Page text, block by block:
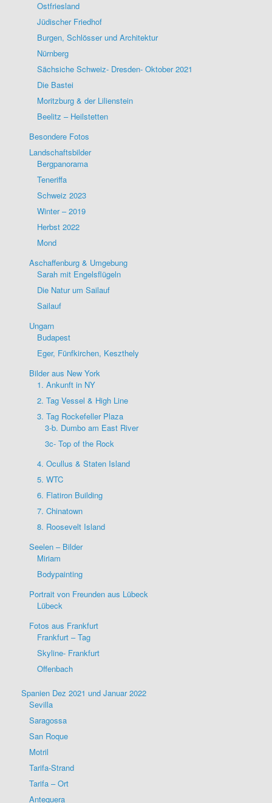
Ostfriesland
Jüdischer Friedhof
Burgen, Schlösser und Architektur
Nürnberg
Sächsiche Schweiz- Dresden- Oktober 2021
Die Bastei
Moritzburg & der Lilienstein
Beelitz – Heilstetten
Besondere Fotos
Landschaftsbilder
Bergpanorama
Teneriffa
Schweiz 2023
Winter – 2019
Herbst 2022
Mond
Aschaffenburg & Umgebung
Sarah mit Engelsflügeln
Die Natur um Sailauf
Sailauf
Ungarn
Budapest
Eger, Fünfkirchen, Keszthely
Bilder aus New York
1. Ankunft in NY
2. Tag Vessel & High Line
3. Tag Rockefeller Plaza
3-b. Dumbo am East River
3c- Top of the Rock
4. Ocullus & Staten Island
5. WTC
6. Flatiron Building
7. Chinatown
8. Roosevelt Island
Seelen – Bilder
Miriam
Bodypainting
Portrait von Freunden aus Lübeck
Lübeck
Fotos aus Frankfurt
Frankfurt – Tag
Skyline- Frankfurt
Offenbach
Spanien Dez 2021 und Januar 2022
Sevilla
Saragossa
San Roque
Motril
Tarifa-Strand
Tarifa – Ort
Antequera